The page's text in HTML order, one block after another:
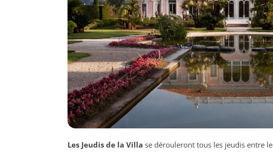
Les Jeudis de la Villa se dérouleront tous les jeudis entre le